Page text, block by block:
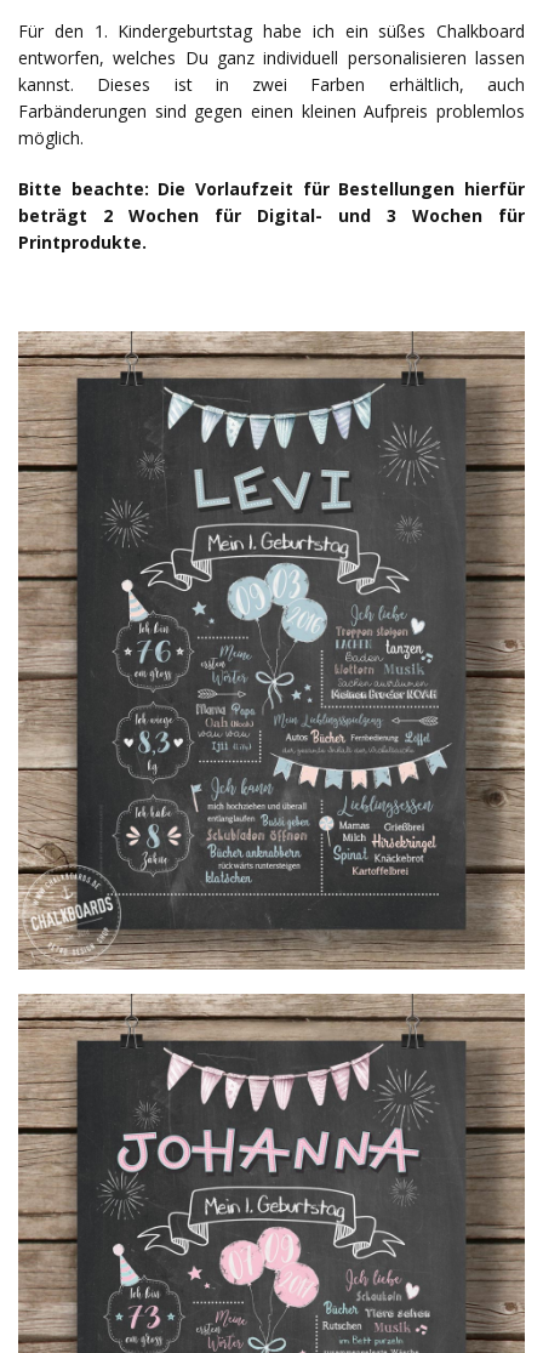
Für den 1. Kindergeburtstag habe ich ein süßes Chalkboard
entworfen, welches Du ganz individuell personalisieren lassen
kannst. Dieses ist in zwei Farben erhältlich, auch
Farbänderungen sind gegen einen kleinen Aufpreis problemlos
möglich.
Bitte beachte: Die Vorlaufzeit für Bestellungen hierfür
beträgt 2 Wochen für Digital- und 3 Wochen für
Printprodukte.